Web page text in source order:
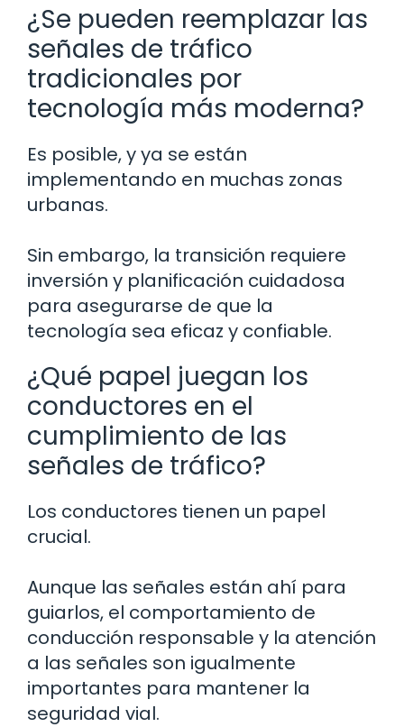
¿Se pueden reemplazar las
señales de tráfico
tradicionales por
tecnología más moderna?
Es posible, y ya se están
implementando en muchas zonas
urbanas.
Sin embargo, la transición requiere
inversión y planificación cuidadosa
para asegurarse de que la
tecnología sea eficaz y confiable.
¿Qué papel juegan los
conductores en el
cumplimiento de las
señales de tráfico?
Los conductores tienen un papel
crucial.
Aunque las señales están ahí para
guiarlos, el comportamiento de
conducción responsable y la atención
a las señales son igualmente
importantes para mantener la
seguridad vial.